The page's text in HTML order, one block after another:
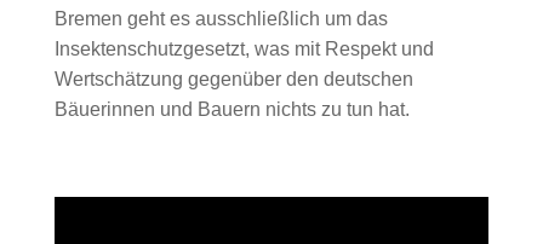
Bremen geht es ausschließlich um das
Insektenschutzgesetzt, was mit Respekt und
Wertschätzung gegenüber den deutschen
Bäuerinnen und Bauern nichts zu tun hat.